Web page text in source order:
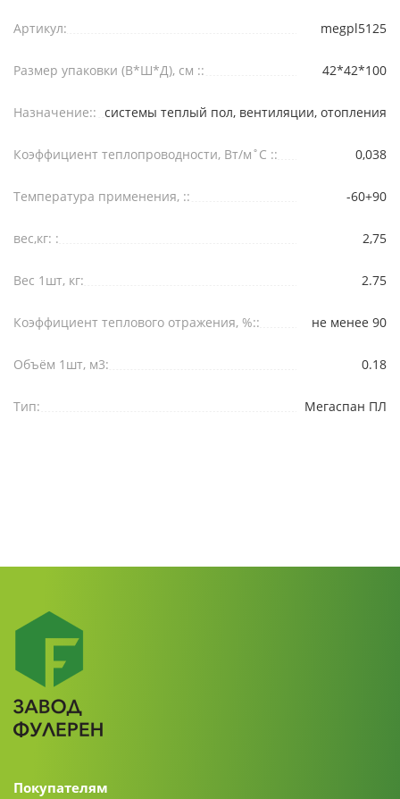
Артикул: megpl5125
Размер упаковки (В*Ш*Д), см :: 42*42*100
Назначение:: системы теплый пол, вентиляции, отопления
Коэффициент теплопроводности, Вт/м˚С :: 0,038
Температура применения, :: -60+90
вес,кг: : 2,75
Вес 1шт, кг: 2.75
Коэффициент теплового отражения, %:: не менее 90
Объём 1шт, м3: 0.18
Тип: Мегаспан ПЛ
Покупателям